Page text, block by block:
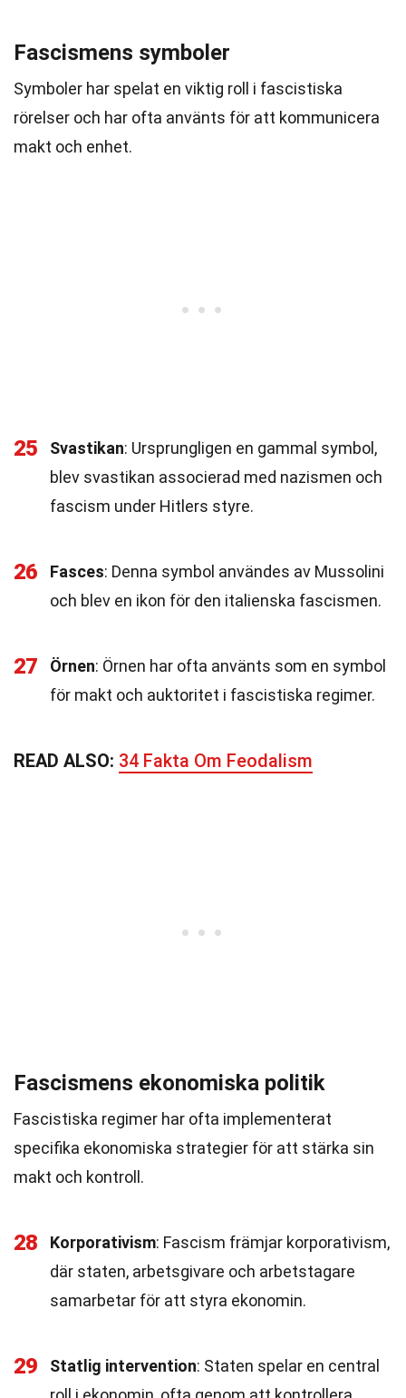
Fascismens symboler
Symboler har spelat en viktig roll i fascistiska
rörelser och har ofta använts för att kommunicera
makt och enhet.
25 Svastikan: Ursprungligen en gammal symbol,
blev svastikan associerad med nazismen och
fascism under Hitlers styre.
26 Fasces: Denna symbol användes av Mussolini
och blev en ikon för den italienska fascismen.
27 Örnen: Örnen har ofta använts som en symbol
för makt och auktoritet i fascistiska regimer.
READ ALSO: 34 Fakta Om Feodalism
Fascismens ekonomiska politik
Fascistiska regimer har ofta implementerat
specifika ekonomiska strategier för att stärka sin
makt och kontroll.
28 Korporativism: Fascism främjar korporativism,
där staten, arbetsgivare och arbetstagare
samarbetar för att styra ekonomin.
29 Statlig intervention: Staten spelar en central